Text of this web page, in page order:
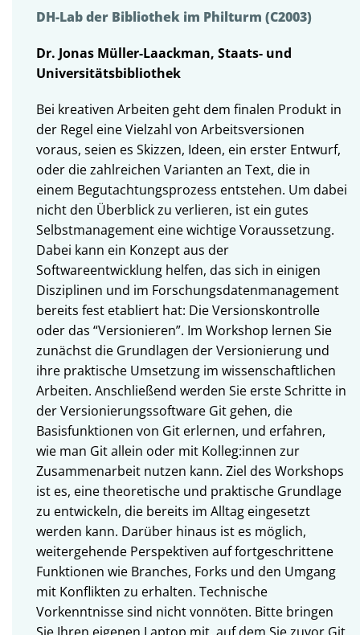
DH-Lab der Bibliothek im Philturm (C2003)
Dr. Jonas Müller-Laackman, Staats- und
Universitätsbibliothek
Bei kreativen Arbeiten geht dem finalen Produkt in
der Regel eine Vielzahl von Arbeitsversionen
voraus, seien es Skizzen, Ideen, ein erster Entwurf,
oder die zahlreichen Varianten an Text, die in
einem Begutachtungsprozess entstehen. Um dabei
nicht den Überblick zu verlieren, ist ein gutes
Selbstmanagement eine wichtige Voraussetzung.
Dabei kann ein Konzept aus der
Softwareentwicklung helfen, das sich in einigen
Disziplinen und im Forschungsdatenmanagement
bereits fest etabliert hat: Die Versionskontrolle
oder das “Versionieren”. Im Workshop lernen Sie
zunächst die Grundlagen der Versionierung und
ihre praktische Umsetzung im wissenschaftlichen
Arbeiten. Anschließend werden Sie erste Schritte in
der Versionierungssoftware Git gehen, die
Basisfunktionen von Git erlernen, und erfahren,
wie man Git allein oder mit Kolleg:innen zur
Zusammenarbeit nutzen kann. Ziel des Workshops
ist es, eine theoretische und praktische Grundlage
zu entwickeln, die bereits im Alltag eingesetzt
werden kann. Darüber hinaus ist es möglich,
weitergehende Perspektiven auf fortgeschrittene
Funktionen wie Branches, Forks und den Umgang
mit Konflikten zu erhalten. Technische
Vorkenntnisse sind nicht vonnöten. Bitte bringen